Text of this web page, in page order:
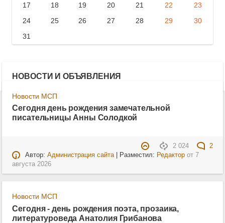
17
18 19 20 21 22
23
24
25 26 27 28 29
30
31
НОВОСТИ И ОБЪЯВЛЕНИЯ
Новости МСП
Сегодня день рождения замечательной
писательницы Анны Солодкой
2 024
2
Автор: Администрация сайта| Разместил: Редакторот 7
августа 2026
Новости МСП
Сегодня - день рождения поэта, прозаика,
литературоведа Анатолия Грибанова